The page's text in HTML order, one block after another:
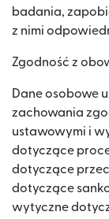
badania,
z nimi
Zgodność z
Dane osobowe
zachowania
ustawowymi i
dotyczące
dotyczące
dotyczące
wytyczne